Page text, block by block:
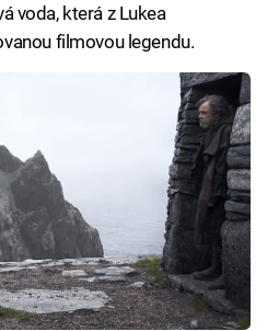
voda, která z Lukea
filmovou legendu.